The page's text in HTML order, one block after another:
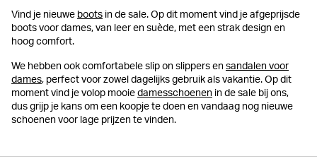
Vind je nieuwe boots in de sale. Op dit moment vind je afgeprijsde
boots voor dames, van leer en suède, met een strak design en
hoog comfort.
We hebben ook comfortabele slip on slippers en sandalen voor
dames, perfect voor zowel dagelijks gebruik als vakantie. Op dit
moment vind je volop mooie damesschoenen in de sale bij ons,
dus grijp je kans om een koopje te doen en vandaag nog nieuwe
schoenen voor lage prijzen te vinden.